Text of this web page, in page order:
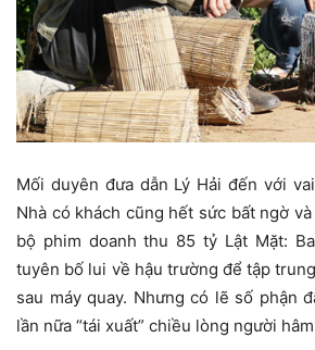
Mối duyên đưa dẫn Lý Hải đến với
Nhà có khách cũng hết sức bất ngờ
bộ phim doanh thu 85 tỷ Lật Mặt:
tuyên bố lui về hậu trường để tập
sau máy quay. Nhưng có lẽ số phận
lần nữa “tái xuất” chiều lòng người